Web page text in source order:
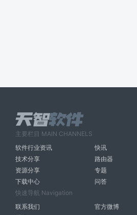
主要栏目 MAIN CHANNELS
软件行业资讯
快讯
技术分享
路由器
资源分享
专题
下载中心
问答
快速导航 Navigation
联系我们
官方微博